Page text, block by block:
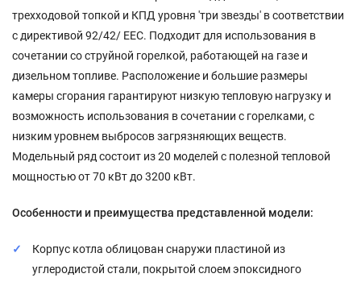
трехходовой топкой и КПД уровня 'три звезды' в соответствии
с директивой 92/42/ EEC. Подходит для использования в
сочетании со струйной горелкой, работающей на газе и
дизельном топливе. Расположение и большие размеры
камеры сгорания гарантируют низкую тепловую нагрузку и
возможность использования в сочетании с горелками, с
низким уровнем выбросов загрязняющих веществ.
Модельный ряд состоит из 20 моделей с полезной тепловой
мощностью от 70 кВт до 3200 кВт.
Особенности и преимущества представленной модели:
Корпус котла облицован снаружи пластиной из
углеродистой стали, покрытой слоем эпоксидного